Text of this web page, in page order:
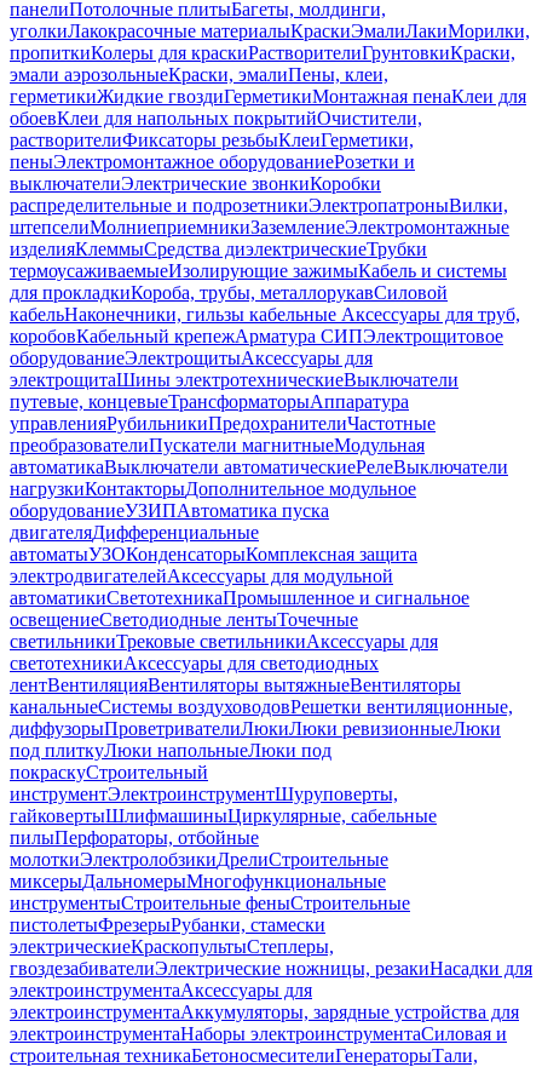
панелиПотолочные плитыБагеты, молдинги,
уголкиЛакокрасочные материалыКраскиЭмалиЛакиМорилки,
пропиткиКолеры для краскиРастворителиГрунтовкиКраски,
эмали аэрозольныеКраски, эмалиПены, клеи,
герметикиЖидкие гвоздиГерметикиМонтажная пенаКлеи для
обоевКлеи для напольных покрытийОчистители,
растворителиФиксаторы резьбыКлеиГерметики,
пеныЭлектромонтажное оборудованиеРозетки и
выключателиЭлектрические звонкиКоробки
распределительные и подрозетникиЭлектропатроныВилки,
штепселиМолниеприемникиЗаземлениеЭлектромонтажные
изделияКлеммыСредства диэлектрическиеТрубки
термоусаживаемыеИзолирующие зажимыКабель и системы
для прокладкиКороба, трубы, металлорукавСиловой
кабельНаконечники, гильзы кабельные Аксессуары для труб,
коробовКабельный крепежАрматура СИПЭлектрощитовое
оборудованиеЭлектрощитыАксессуары для
электрощитаШины электротехническиеВыключатели
путевые, концевыеТрансформаторыАппаратура
управленияРубильникиПредохранителиЧастотные
преобразователиПускатели магнитныеМодульная
автоматикаВыключатели автоматическиеРелеВыключатели
нагрузкиКонтакторыДополнительное модульное
оборудованиеУЗИПАвтоматика пуска
двигателяДифференциальные
автоматыУЗОКонденсаторыКомплексная защита
электродвигателейАксессуары для модульной
автоматикиСветотехникаПромышленное и сигнальное
освещениеСветодиодные лентыТочечные
светильникиТрековые светильникиАксессуары для
светотехникиАксессуары для светодиодных
лентВентиляцияВентиляторы вытяжныеВентиляторы
канальныеСистемы воздуховодовРешетки вентиляционные,
диффузорыПроветривателиЛюкиЛюки ревизионныеЛюки
под плиткуЛюки напольныеЛюки под
покраскуСтроительный
инструментЭлектроинструментШуруповерты,
гайковертыШлифмашиныЦиркулярные, сабельные
пилыПерфораторы, отбойные
молоткиЭлектролобзикиДрелиСтроительные
миксерыДальномерыМногофункциональные
инструментыСтроительные феныСтроительные
пистолетыФрезерыРубанки, стамески
электрическиеКраскопультыСтеплеры,
гвоздезабивателиЭлектрические ножницы, резакиНасадки для
электроинструментаАксессуары для
электроинструментаАккумуляторы, зарядные устройства для
электроинструментаНаборы электроинструментаСиловая и
строительная техникаБетоносмесителиГенераторыТали,